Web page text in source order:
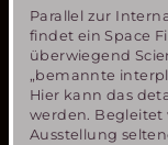
Parallel zur
findet ein Space
überwiegend
„bemannte
Hier kann das
werden. Begleitet
Ausstellung